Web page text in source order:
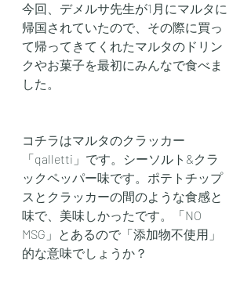
今回、デメルサ先生が1月にマルタに
帰国されていたので、その際に買っ
て帰ってきてくれたマルタのドリン
クやお菓子を最初にみんなで食べま
した。
コチラはマルタのクラッカー
「qalletti」です。シーソルト&クラ
ックペッパー味です。ポテトチップ
スとクラッカーの間のような食感と
味で、美味しかったです。「NO
MSG」とあるので「添加物不使用」
的な意味でしょうか？